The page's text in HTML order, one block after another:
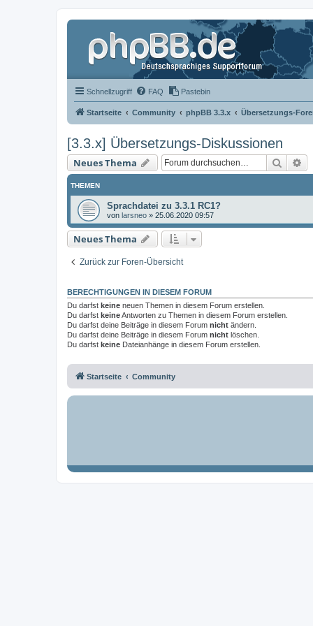
Schnellzugriff FAQ Pastebin
Startseite Community phpBB 3.3.x Übersetzungs-
[3.3.x] Übersetzungs-Diskussionen
Neues Thema Suche
THEMEN
Sprachdatei zu 3.3.1 RC1?
von larsneo » 25.06.2020 09:57
Neues Thema
Zurück zur Foren-Übersicht
BERECHTIGUNGEN IN DIESEM FORUM
Du darfst keine neuen Themen in diesem Forum erstellen.
Du darfst keineAntworten zu Themen in diesem Forum erstellen.
Du darfst deine Beiträge in diesem Forum nicht ändern.
Du darfst deine Beiträge in diesem Forum nicht löschen.
Du darfst keine Dateianhänge in diesem Forum erstellen.
Startseite Community